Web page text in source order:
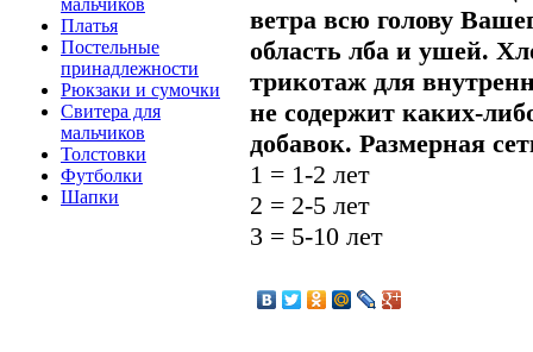
мальчиков
Платья
Постельные
принадлежности
Рюкзаки и сумочки
Свитера для
мальчиков
Толстовки
Футболки
Шапки
ветра всю голову
область лба и ушей.
трикотаж для
не содержит каких-
добавок. Размерная
1 = 1-2 лет
2 = 2-5 лет
3 = 5-10 лет